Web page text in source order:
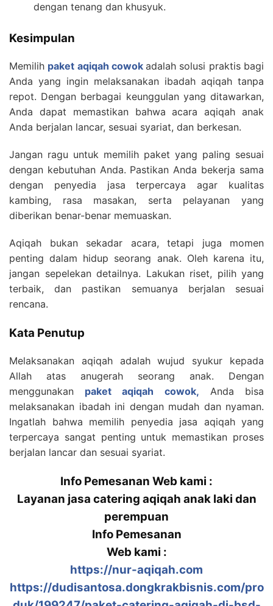
dengan tenang dan khusyuk.
Kesimpulan
Memilih paket aqiqah cowok adalah solusi praktis bagi
Anda yang ingin melaksanakan ibadah aqiqah tanpa
repot. Dengan berbagai keunggulan yang ditawarkan,
Anda dapat memastikan bahwa acara aqiqah anak
Anda berjalan lancar, sesuai syariat, dan berkesan.
Jangan ragu untuk memilih paket yang paling sesuai
dengan kebutuhan Anda. Pastikan Anda bekerja sama
dengan penyedia jasa terpercaya agar kualitas
kambing, rasa masakan, serta pelayanan yang
diberikan benar-benar memuaskan.
Aqiqah bukan sekadar acara, tetapi juga momen
penting dalam hidup seorang anak. Oleh karena itu,
jangan sepelekan detailnya. Lakukan riset, pilih yang
terbaik, dan pastikan semuanya berjalan sesuai
rencana.
Kata Penutup
Melaksanakan aqiqah adalah wujud syukur kepada
Allah atas anugerah seorang anak. Dengan
menggunakan paket aqiqah cowok, Anda bisa
melaksanakan ibadah ini dengan mudah dan nyaman.
Ingatlah bahwa memilih penyedia jasa aqiqah yang
terpercaya sangat penting untuk memastikan proses
berjalan lancar dan sesuai syariat.
Info Pemesanan Web kami :
Layanan jasa catering aqiqah anak laki dan
perempuan
Info Pemesanan
Web kami :
https://nur-aqiqah.com
https://dudisantosa.dongkrakbisnis.com/pro